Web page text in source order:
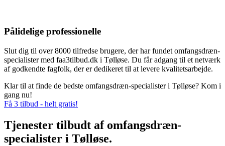
Pålidelige professionelle
Slut dig til over 8000 tilfredse brugere, der har fundet omfangsdræn-
specialister med faa3tilbud.dk i Tølløse. Du får adgang til et netværk
af godkendte fagfolk, der er dedikeret til at levere kvalitetsarbejde.
Klar til at finde de bedste omfangsdræn-specialister i Tølløse? Kom i
gang nu!
Få 3 tilbud - helt gratis!
Tjenester tilbudt af omfangsdræn-
specialister i Tølløse.